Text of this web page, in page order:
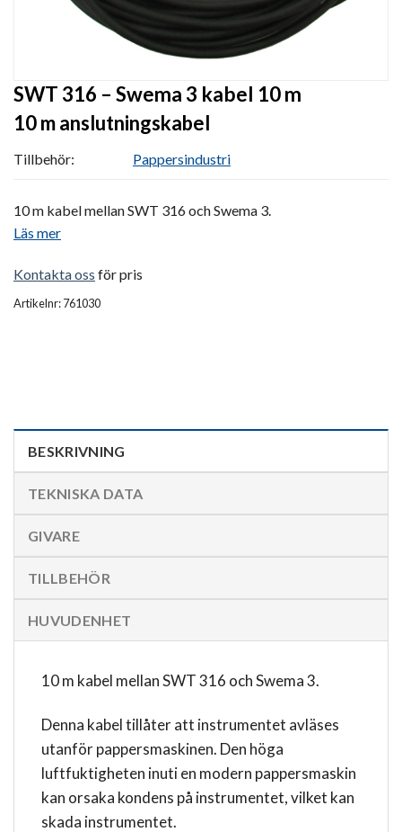
SWT 316 – Swema 3 kabel 10 m
10 m anslutningskabel
Tillbehör: Pappersindustri
10 m kabel mellan SWT 316 och Swema 3.
Läs mer
Kontakta oss för pris
Artikelnr: 761030
BESKRIVNING
TEKNISKA DATA
GIVARE
TILLBEHÖR
HUVUDENHET
10 m kabel mellan SWT 316 och Swema 3.
Denna kabel tillåter att instrumentet avläses
utanför pappersmaskinen. Den höga
luftfuktigheten inuti en modern pappersmaskin
kan orsaka kondens på instrumentet, vilket kan
skada instrumentet.